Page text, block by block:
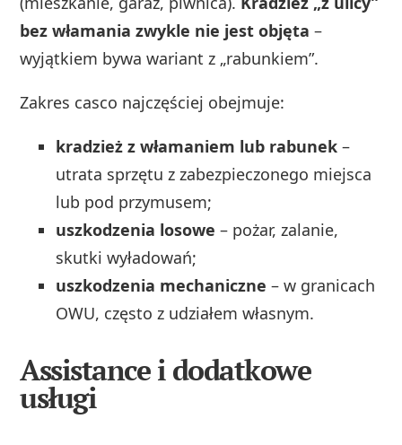
bez włamania zwykle nie jest objęta –
wyjątkiem bywa wariant z „rabunkiem”.
Zakres casco najczęściej obejmuje:
kradzież z włamaniem lub rabunek –
utrata sprzętu z zabezpieczonego miejsca
lub pod przymusem;
uszkodzenia losowe – pożar, zalanie,
skutki wyładowań;
uszkodzenia mechaniczne – w granicach
OWU, często z udziałem własnym.
Assistance i dodatkowe
usługi